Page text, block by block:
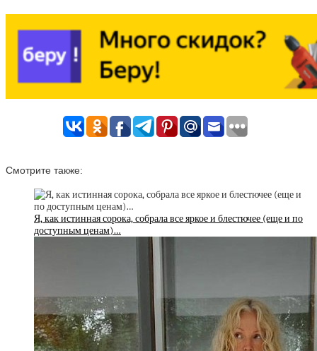
Смотрите также:
Я, как истинная сорока, собрала все яркое и блестючее (еще и по
доступным ценам)…